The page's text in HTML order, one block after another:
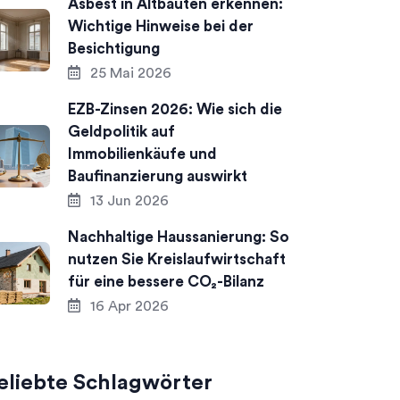
Asbest in Altbauten erkennen:
Wichtige Hinweise bei der
Besichtigung
25 Mai 2026
EZB-Zinsen 2026: Wie sich die
Geldpolitik auf
Immobilienkäufe und
Baufinanzierung auswirkt
13 Jun 2026
Nachhaltige Haussanierung: So
nutzen Sie Kreislaufwirtschaft
für eine bessere CO₂-Bilanz
16 Apr 2026
Schlagwörter